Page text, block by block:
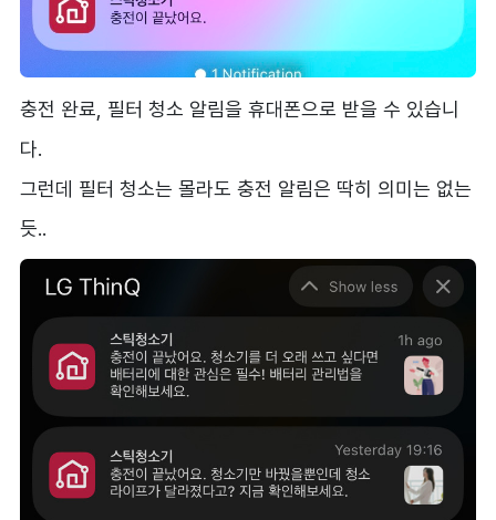
충전 완료, 필터 청소 알림을 휴대폰으로 받을 수 있습니
다.
그런데 필터 청소는 몰라도 충전 알림은 딱히 의미는 없는
듯..